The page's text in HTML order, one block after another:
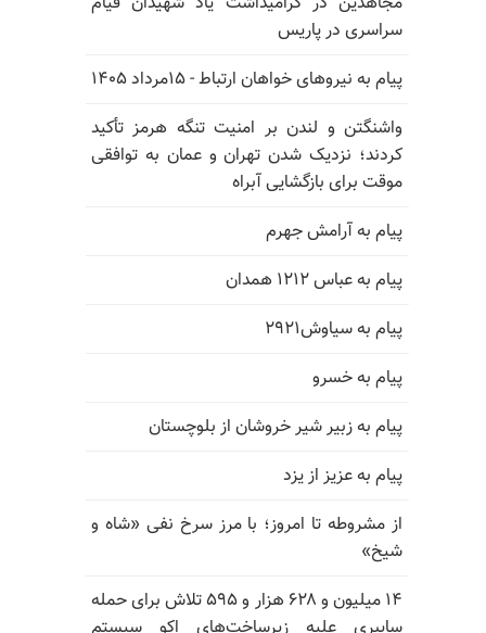
سراسری در پاریس
پیام به نیروهای خواهان ارتباط - ۱۵مرداد ۱۴۰۵
واشنگتن و لندن بر امنیت تنگه هرمز تأکید
کردند؛ نزدیک شدن تهران و عمان به توافقی
موقت برای بازگشایی آبراه
پیام به آرامش جهرم
پیام به عباس ۱۲۱۲ همدان
پیام به سیاوش۲۹۲۱
پیام به خسرو
پیام به زبیر شیر خروشان از بلوچستان
پیام به عزیز از یزد
از مشروطه تا امروز؛ با مرز سرخ نفی «شاه و
شیخ»
۱۴ میلیون و ۶۲۸ هزار و ۵۹۵ تلاش برای حمله